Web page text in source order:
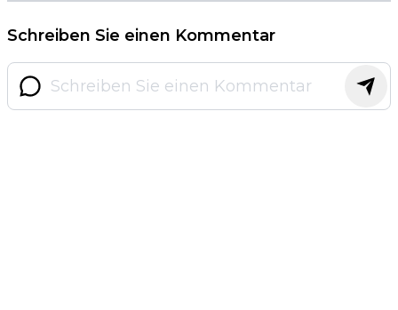
Schreiben Sie einen Kommentar